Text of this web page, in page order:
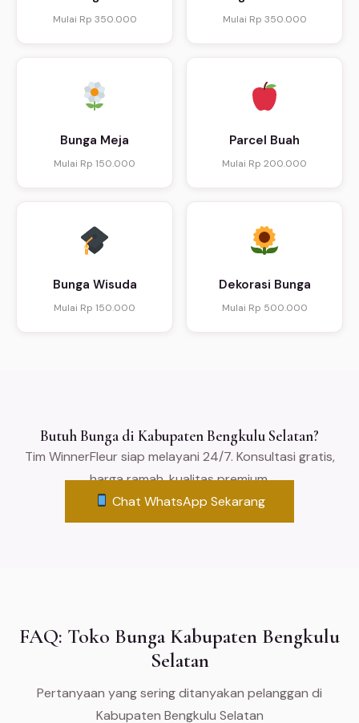
Mulai Rp 350.000 Mulai Rp 350.000
Bunga Meja
Mulai Rp 150.000
Parcel Buah
Mulai Rp 200.000
Bunga Wisuda
Mulai Rp 150.000
Dekorasi Bunga
Mulai Rp 500.000
Butuh Bunga di Kabupaten Bengkulu Selatan?
Tim WinnerFleur siap melayani 24/7. Konsultasi gratis,
harga ramah, kualitas premium.
Chat WhatsApp Sekarang
FAQ: Toko Bunga Kabupaten Bengkulu
Selatan
Pertanyaan yang sering ditanyakan pelanggan di
Kabupaten Bengkulu Selatan